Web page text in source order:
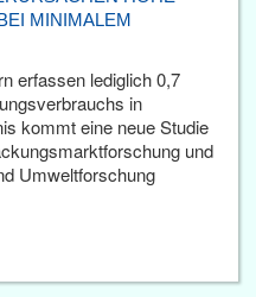
MINIMALEM
erfassen lediglich 0,7
in
kommt eine neue Studie
und
Umweltforschung